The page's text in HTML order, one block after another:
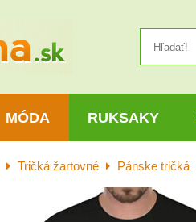
MÓDA RUKSAKY
Tričká žartovné Pánske tričká